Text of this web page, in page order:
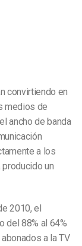
convirtiendo en
medios de
ancho de banda
a los
un
2010, el
del 88% al 64%
a la TV